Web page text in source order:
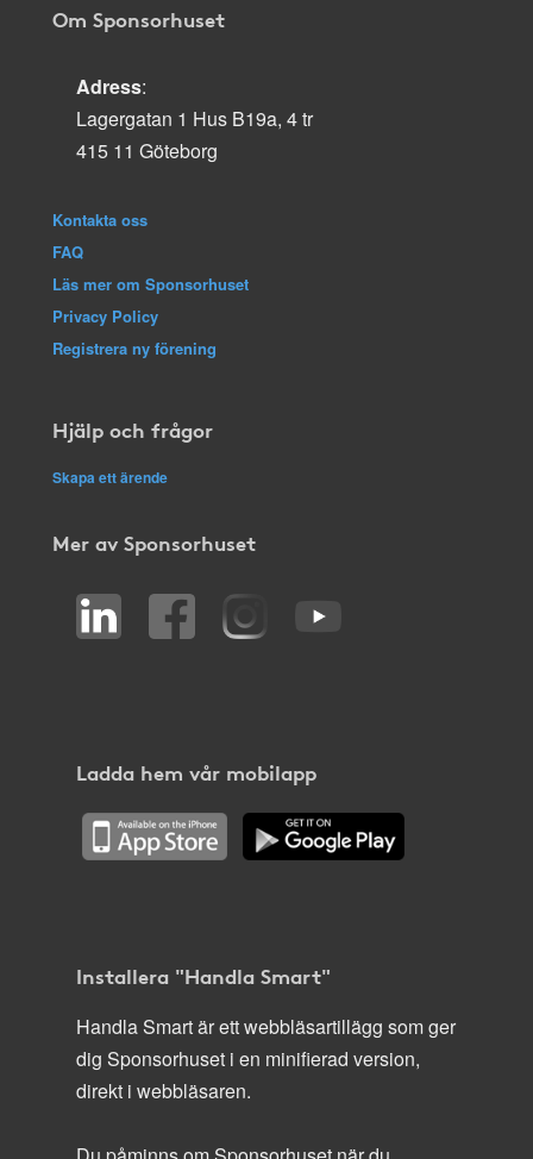
Om Sponsorhuset
Adress:
Lagergatan 1 Hus B19a, 4 tr
415 11 Göteborg
Kontakta oss
FAQ
Läs mer om Sponsorhuset
Privacy Policy
Registrera ny förening
Hjälp och frågor
Skapa ett ärende
Mer av Sponsorhuset
Ladda hem vår mobilapp
Installera "Handla Smart"
Handla Smart är ett webbläsartillägg som ger
dig Sponsorhuset i en minifierad version,
direkt i webbläsaren.